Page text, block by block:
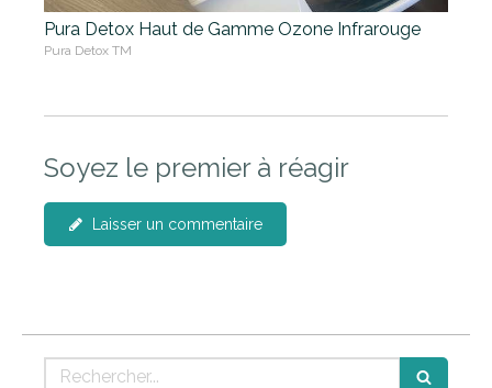
Pura Detox Haut de Gamme Ozone Infrarouge
Pura Detox TM
Soyez le premier à réagir
Laisser un commentaire
Rechercher